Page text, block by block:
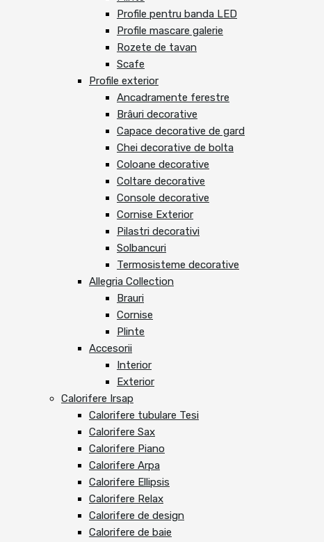
Profile pentru banda LED
Profile mascare galerie
Rozete de tavan
Scafe
Profile exterior
Ancadramente ferestre
Brâuri decorative
Capace decorative de gard
Chei decorative de bolta
Coloane decorative
Coltare decorative
Console decorative
Cornise Exterior
Pilastri decorativi
Solbancuri
Termosisteme decorative
Allegria Collection
Brauri
Cornise
Plinte
Accesorii
Interior
Exterior
Calorifere Irsap
Calorifere tubulare Tesi
Calorifere Sax
Calorifere Piano
Calorifere Arpa
Calorifere Ellipsis
Calorifere Relax
Calorifere de design
Calorifere de baie